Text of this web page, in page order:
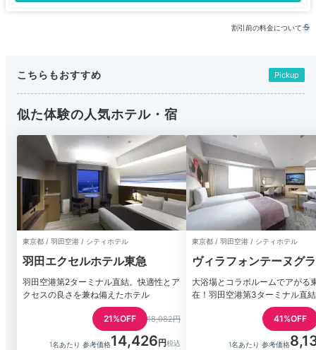
割引前の料金について
こちらもおすすめ Pickup
似た体験の人気ホテル・宿
東京都 / 羽田空港 / シティホテル
羽田エクセルホテル東急
羽田空港第2ターミナル直結。快適性とア
クセスの良さを兼ね備えたホテル
21%OFF 18,082円
1名あたり 参考価格14,426
東京都 / 羽田空港 / シティホテル
ヴィラフォンテーヌグ
田空港
大浴場とコラボルームでアがる
在！羽田空港第3ターミナル直
41%OFF
1名あたり 参考価格